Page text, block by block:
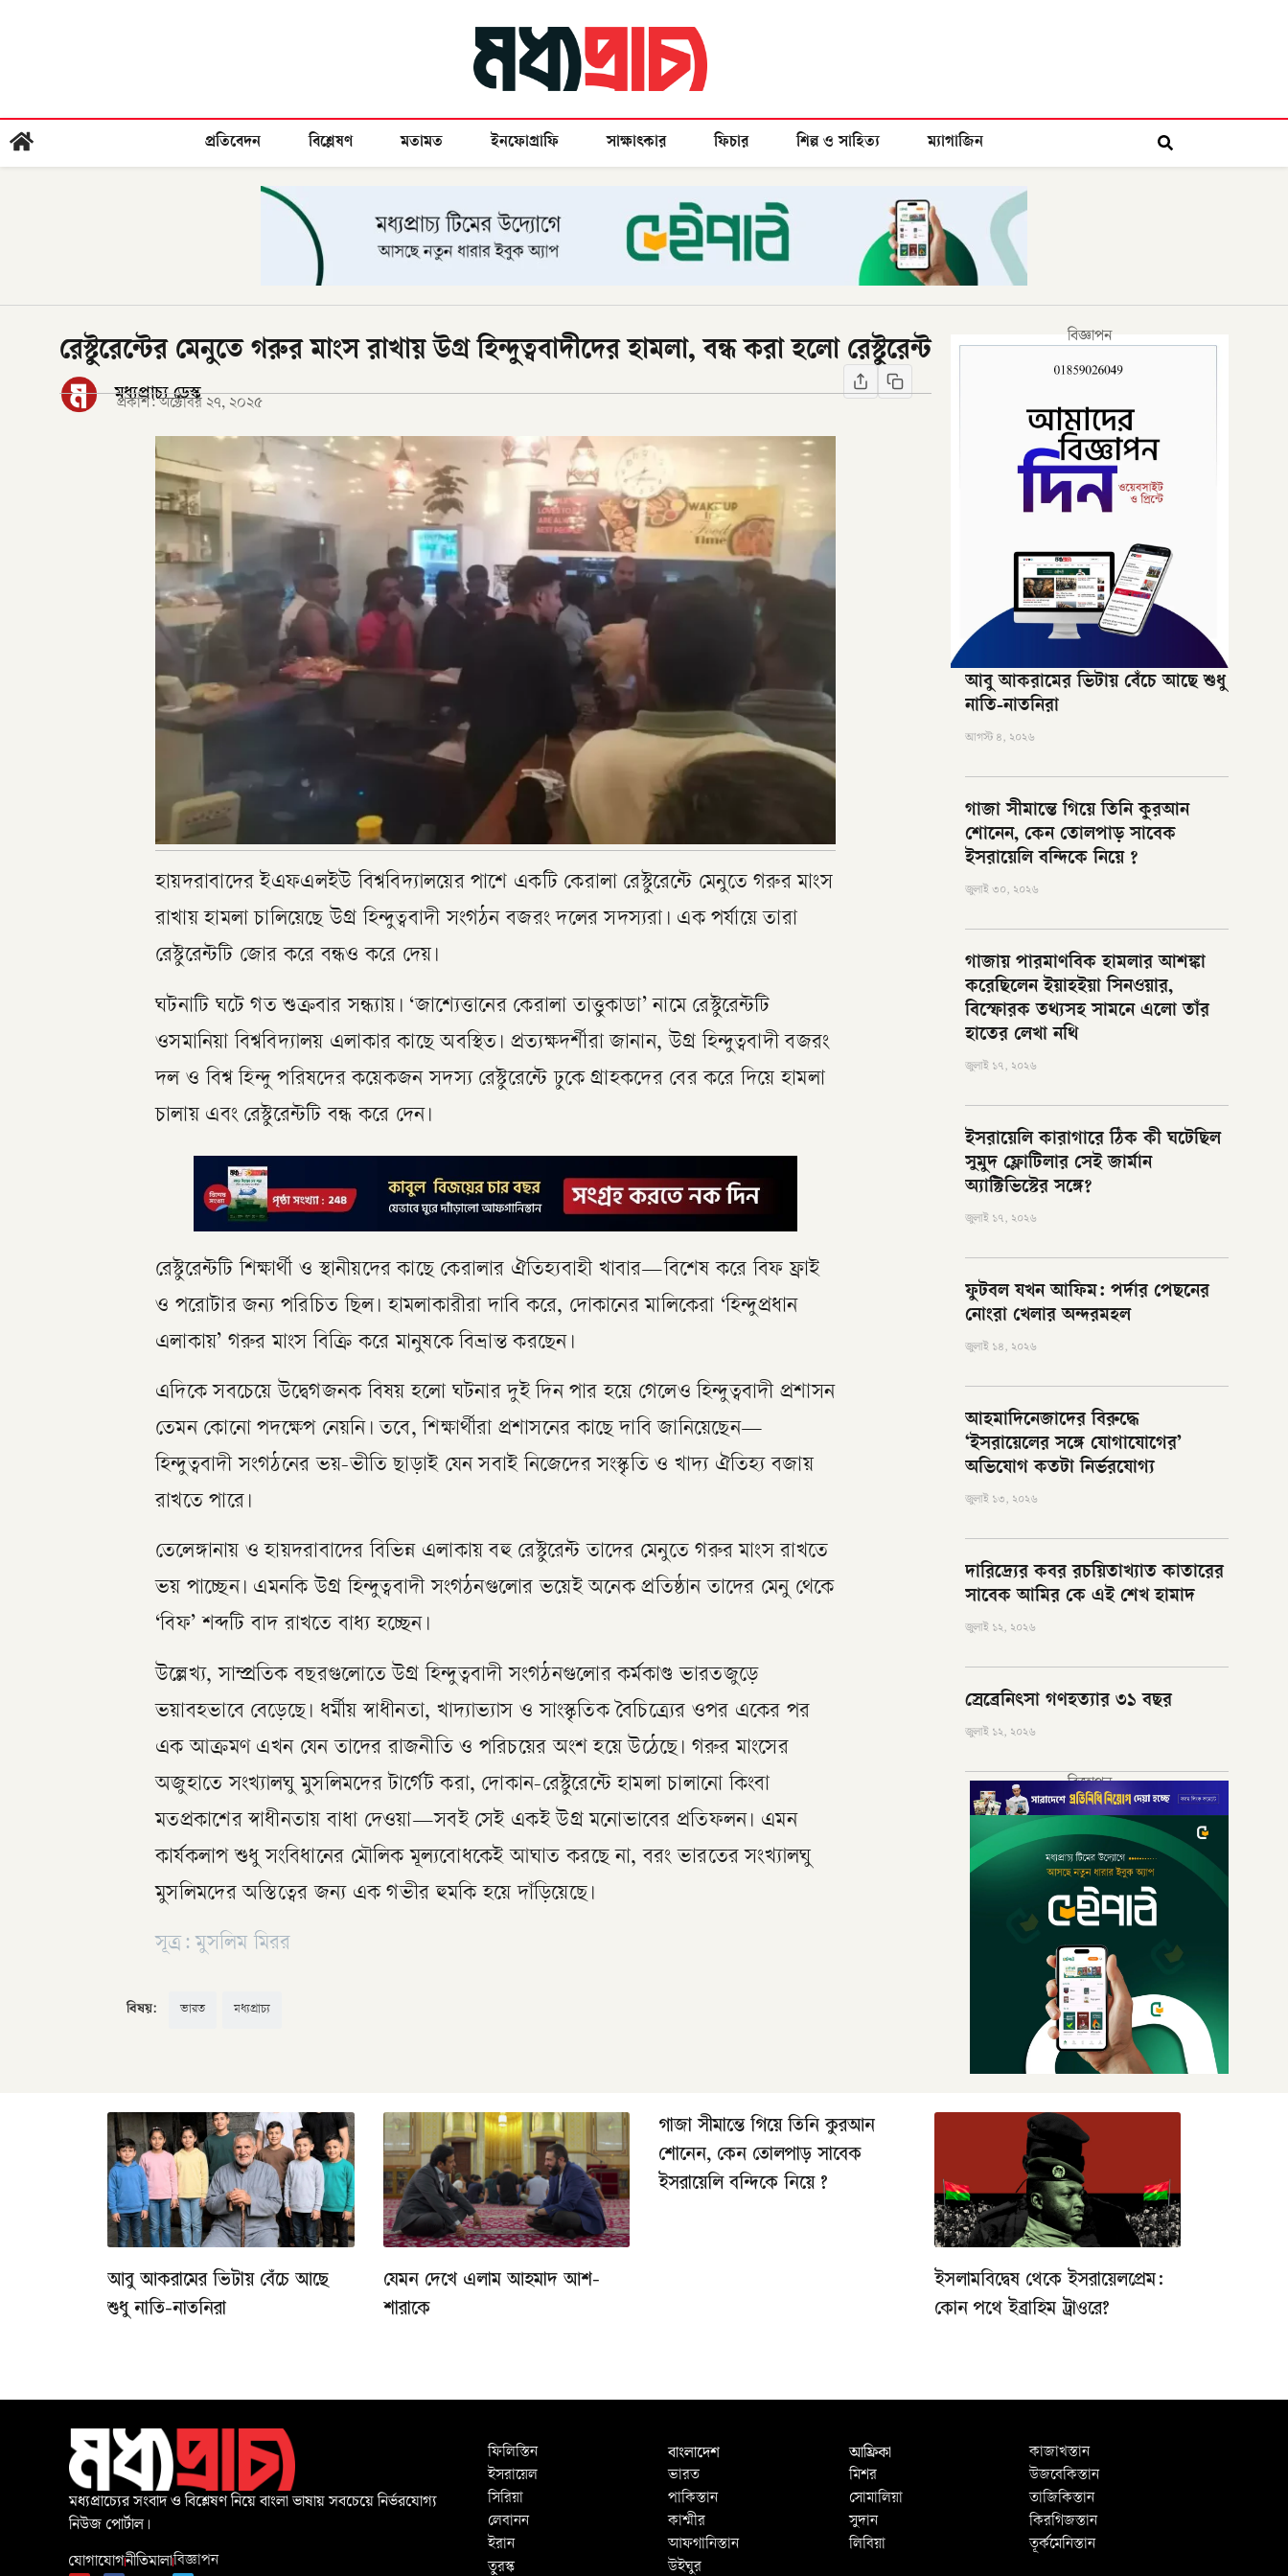
প্রতিবেদন বিশ্লেষণ মতামত ইনফোগ্রাফি সাক্ষাৎকার ফিচার শিল্প ও সাহিত্য ম্যাগাজিন
রেস্টুরেন্টের মেনুতে গরুর মাংস রাখায় উগ্র হিন্দুত্ববাদীদের হামলা, বন্ধ করা হলো রেস্টুরেন্ট
মধ্যপ্রাচ্য ডেস্ক
প্রকাশ: অক্টোবর ২৭, ২০২৫
হায়দরাবাদের ইএফএলইউ বিশ্ববিদ্যালয়ের পাশে একটি কেরালা রেস্টুরেন্টে মেনুতে গরুর মাংস
রাখায় হামলা চালিয়েছে উগ্র হিন্দুত্ববাদী সংগঠন বজরং দলের সদস্যরা। এক পর্যায়ে তারা
রেস্টুরেন্টটি জোর করে বন্ধও করে দেয়।
ঘটনাটি ঘটে গত শুক্রবার সন্ধ্যায়। ‘জাশ্যেত্তানের কেরালা তাত্তুকাডা’ নামে রেস্টুরেন্টটি
ওসমানিয়া বিশ্ববিদ্যালয় এলাকার কাছে অবস্থিত। প্রত্যক্ষদর্শীরা জানান, উগ্র হিন্দুত্ববাদী বজরং
দল ও বিশ্ব হিন্দু পরিষদের কয়েকজন সদস্য রেস্টুরেন্টে ঢুকে গ্রাহকদের বের করে দিয়ে হামলা
চালায় এবং রেস্টুরেন্টটি বন্ধ করে দেন।
রেস্টুরেন্টটি শিক্ষার্থী ও স্থানীয়দের কাছে কেরালার ঐতিহ্যবাহী খাবার—বিশেষ করে বিফ ফ্রাই
ও পরোটার জন্য পরিচিত ছিল। হামলাকারীরা দাবি করে, দোকানের মালিকেরা ‘হিন্দুপ্রধান
এলাকায়’ গরুর মাংস বিক্রি করে মানুষকে বিভ্রান্ত করছেন।
এদিকে সবচেয়ে উদ্বেগজনক বিষয় হলো ঘটনার দুই দিন পার হয়ে গেলেও হিন্দুত্ববাদী প্রশাসন
তেমন কোনো পদক্ষেপ নেয়নি। তবে, শিক্ষার্থীরা প্রশাসনের কাছে দাবি জানিয়েছেন—
হিন্দুত্ববাদী সংগঠনের ভয়-ভীতি ছাড়াই যেন সবাই নিজেদের সংস্কৃতি ও খাদ্য ঐতিহ্য বজায়
রাখতে পারে।
তেলেঙ্গানায় ও হায়দরাবাদের বিভিন্ন এলাকায় বহু রেস্টুরেন্ট তাদের মেনুতে গরুর মাংস রাখতে
ভয় পাচ্ছেন। এমনকি উগ্র হিন্দুত্ববাদী সংগঠনগুলোর ভয়েই অনেক প্রতিষ্ঠান তাদের মেনু থেকে
‘বিফ’ শব্দটি বাদ রাখতে বাধ্য হচ্ছেন।
উল্লেখ্য, সাম্প্রতিক বছরগুলোতে উগ্র হিন্দুত্ববাদী সংগঠনগুলোর কর্মকাণ্ড ভারতজুড়ে
ভয়াবহভাবে বেড়েছে। ধর্মীয় স্বাধীনতা, খাদ্যাভ্যাস ও সাংস্কৃতিক বৈচিত্র্যের ওপর একের পর
এক আক্রমণ এখন যেন তাদের রাজনীতি ও পরিচয়ের অংশ হয়ে উঠেছে। গরুর মাংসের
অজুহাতে সংখ্যালঘু মুসলিমদের টার্গেট করা, দোকান-রেস্টুরেন্টে হামলা চালানো কিংবা
মতপ্রকাশের স্বাধীনতায় বাধা দেওয়া—সবই সেই একই উগ্র মনোভাবের প্রতিফলন। এমন
কার্যকলাপ শুধু সংবিধানের মৌলিক মূল্যবোধকেই আঘাত করছে না, বরং ভারতের সংখ্যালঘু
মুসলিমদের অস্তিত্বের জন্য এক গভীর হুমকি হয়ে দাঁড়িয়েছে।
সূত্র: মুসলিম মিরর
বিষয়: ভারত মধ্যপ্রাচ্য
বিজ্ঞাপন
আবু আকরামের ভিটায় বেঁচে আছে শুধু
নাতি-নাতনিরা
আগস্ট ৪, ২০২৬
গাজা সীমান্তে গিয়ে তিনি কুরআন
শোনেন, কেন তোলপাড় সাবেক
ইসরায়েলি বন্দিকে নিয়ে ?
জুলাই ৩০, ২০২৬
গাজায় পারমাণবিক হামলার আশঙ্কা
করেছিলেন ইয়াহইয়া সিনওয়ার,
বিস্ফোরক তথ্যসহ সামনে এলো তাঁর
হাতের লেখা নথি
জুলাই ১৭, ২০২৬
ইসরায়েলি কারাগারে ঠিক কী ঘটেছিল
সুমুদ ফ্লোটিলার সেই জার্মান
অ্যাক্টিভিস্টের সঙ্গে?
জুলাই ১৭, ২০২৬
ফুটবল যখন আফিম: পর্দার পেছনের
নোংরা খেলার অন্দরমহল
জুলাই ১৪, ২০২৬
আহমাদিনেজাদের বিরুদ্ধে
‘ইসরায়েলের সঙ্গে যোগাযোগের’
অভিযোগ কতটা নির্ভরযোগ্য
জুলাই ১৩, ২০২৬
দারিদ্র্যের কবর রচয়িতাখ্যাত কাতারের
সাবেক আমির কে এই শেখ হামাদ
জুলাই ১২, ২০২৬
স্রেব্রেনিৎসা গণহত্যার ৩১ বছর
জুলাই ১২, ২০২৬
বিজ্ঞাপন
আবু আকরামের ভিটায় বেঁচে আছে
শুধু নাতি-নাতনিরা
যেমন দেখে এলাম আহমাদ আশ-
শারাকে
গাজা সীমান্তে গিয়ে তিনি কুরআন
শোনেন, কেন তোলপাড় সাবেক
ইসরায়েলি বন্দিকে নিয়ে ?
ইসলামবিদ্বেষ থেকে ইসরায়েলপ্রেম:
কোন পথে ইব্রাহিম ট্রাওরে?
মধ্যপ্রাচ্যের সংবাদ ও বিশ্লেষণ নিয়ে বাংলা ভাষায় সবচেয়ে নির্ভরযোগ্য
নিউজ পোর্টাল।
যোগাযোগনীতিমালাবিজ্ঞাপন
ফিলিস্তিন
ইসরায়েল
সিরিয়া
লেবানন
ইরান
তুরস্ক
বাংলাদেশ
ভারত
পাকিস্তান
কাশ্মীর
আফগানিস্তান
উইঘুর
আফ্রিকা
মিশর
সোমালিয়া
সুদান
লিবিয়া
কাজাখস্তান
উজবেকিস্তান
তাজিকিস্তান
কিরগিজস্তান
তূর্কমেনিস্তান